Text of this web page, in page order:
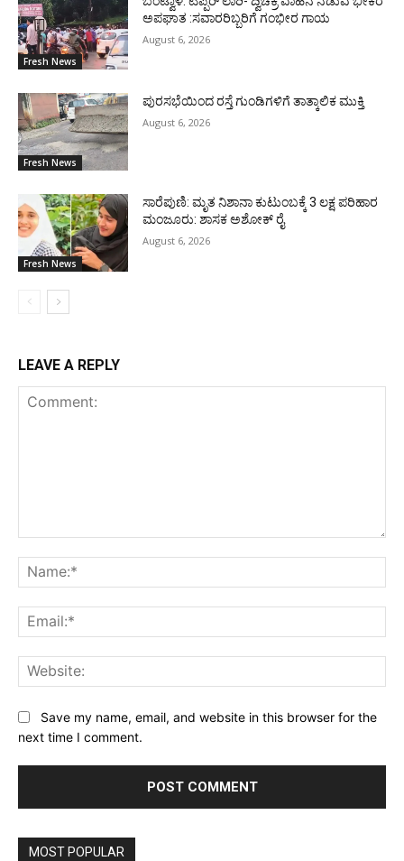
Fresh News
ಅಪಘಾತ :ಸವಾರರಿಬ್ಬರಿಗೆ ಗಂಭೀರ ಗಾಯ
August 6, 2026
Fresh News
ಪುರಸಭೆಯಿಂದ ರಸ್ತೆ ಗುಂಡಿಗಳಿಗೆ ತಾತ್ಕಾಲಿಕ ಮುಕ್ತಿ
August 6, 2026
Fresh News
ಸಾರೆಪುಣಿ: ಮೃತ ನಿಶಾನಾ ಕುಟುಂಬಕ್ಕೆ 3 ಲಕ್ಷ ಪರಿಹಾರ
ಮಂಜೂರು: ಶಾಸಕ ಅಶೋಕ್ ರೈ
August 6, 2026
LEAVE A REPLY
Save my name, email, and website in this browser for the
next time I comment.
MOST POPULAR